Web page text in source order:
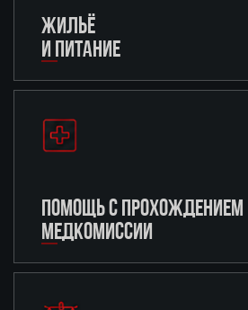
ЖИЛЬЁ
И ПИТАНИЕ
ПОМОЩЬ С ПРОХОЖДЕНИЕМ
МЕДКОМИССИИ